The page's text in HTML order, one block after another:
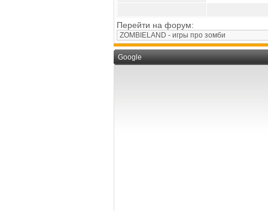
Перейти на форум:
Google